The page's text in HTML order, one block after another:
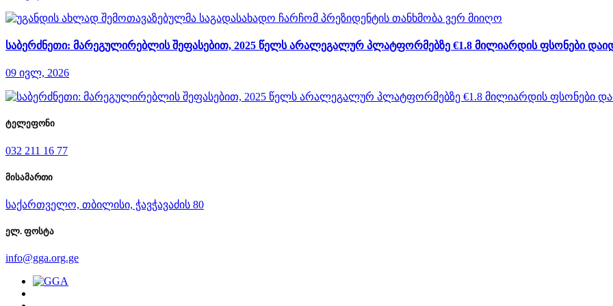
საბერძნეთი: მარეგულირებლის შეფასებით, 2025 წელს არალეგალურ პლატფორმებზე €1.8 მილიარდის ფსონები
09 ივლ, 2026
ტელეფონი
032 211 16 77
მისამართი
საქართველო, თბილისი, ჭავჭავაძის 80
ელ. ფოსტა
info@gga.org.ge